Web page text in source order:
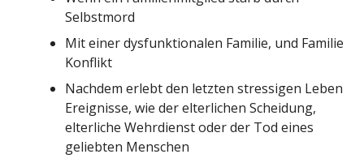
Selbstmord
Mit einer dysfunktionalen Familie, und Familie
Konflikt
Nachdem erlebt den letzten stressigen Leben
Ereignisse, wie der elterlichen Scheidung,
elterliche Wehrdienst oder der Tod eines
geliebten Menschen